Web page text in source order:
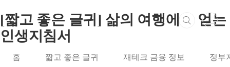
[짧고 좋은 글귀] 삶의 여행에서 얻는
인생지침서
홈 짧고 좋은 글귀 재테크 금융 정보 정부